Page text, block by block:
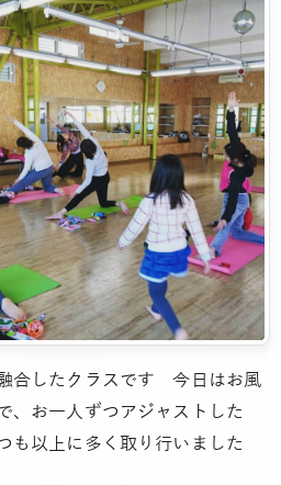
合したクラスです 今日はお風
、お一人ずつアジャストした
も以上に多く取り行いました